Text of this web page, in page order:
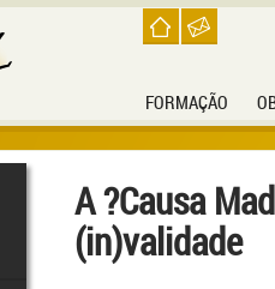
FORMAÇÃO
A ?Causa
(in)validade